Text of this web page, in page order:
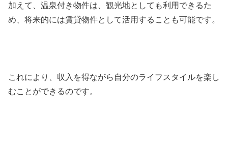
加えて、温泉付き物件は、観光地としても利用できるた
め、将来的には賃貸物件として活用することも可能です。
これにより、収入を得ながら自分のライフスタイルを楽し
むことができるのです。